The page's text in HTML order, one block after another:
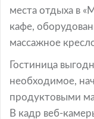
места отдыха в
кафе,
массажное
Гостиница
необходимое,
продуктовыми
В кадр веб-